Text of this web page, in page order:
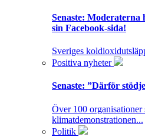
Senaste: Moderaterna
sin Facebook-sida!
Sveriges
Positiva nyheter
Senaste: ”Därför
Över 100 organisationer
klimatdemonstrationen...
Politik